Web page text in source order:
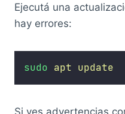
Ejecutá una
hay errores:
sudo apt update
Si ves advertencias